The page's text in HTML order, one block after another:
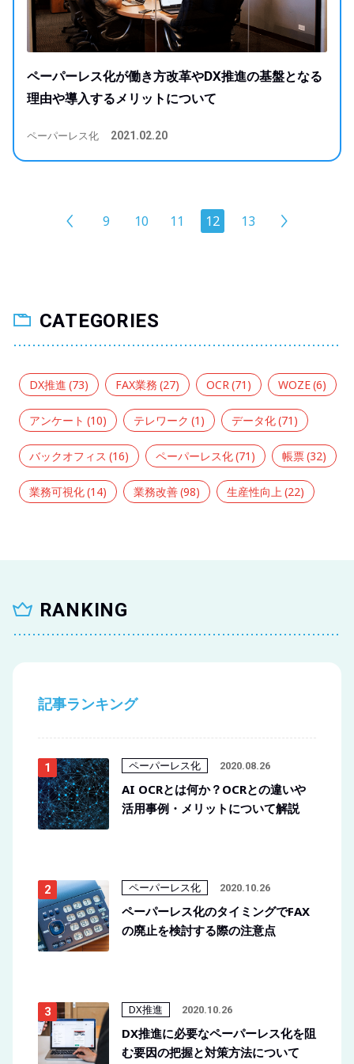
ペーパーレス化が働き方改革やDX推進の基盤となる
理由や導入するメリットについて
ペーパーレス化 2021.02.20
9 10 11 12 13
CATEGORIES
DX推進 (73) FAX業務 (27) OCR(71) WOZE(6)
アンケート (10) テレワーク (1) データ化(71)
バックオフィス (16) ペーパーレス化(71) 帳票(32)
業務可視化(14) 業務改善(98) 生産性向上(22)
RANKING
記事ランキング
ペーパーレス化 2020.08.26
AI OCRとは何か？OCRとの違いや
活用事例・メリットについて解説
ペーパーレス化 2020.10.26
ペーパーレス化のタイミングでFAX
の廃止を検討する際の注意点
DX推進 2020.10.26
DX推進に必要なペーパーレス化を阻
む要因の把握と対策方法について